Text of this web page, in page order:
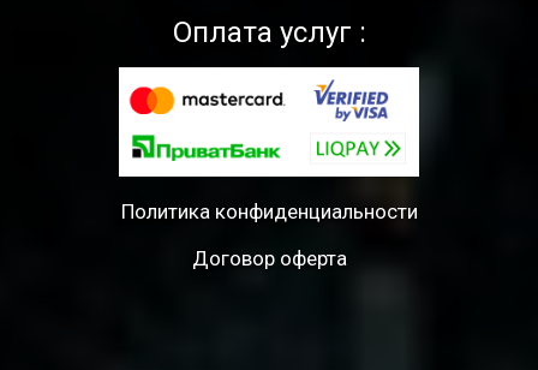
Оплата услуг :
Политика конфиденциальности
Договор оферта